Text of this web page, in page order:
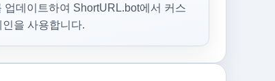
업데이트하여 ShortURL.bot에서 커스
인을 사용합니다.